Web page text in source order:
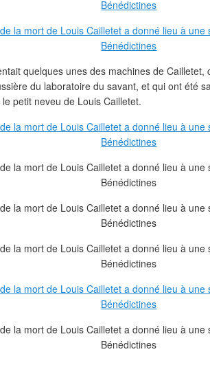
quelques unes des machines de Cailletet,
du laboratoire du savant, et qui ont été
petit neveu de Louis Cailletet.